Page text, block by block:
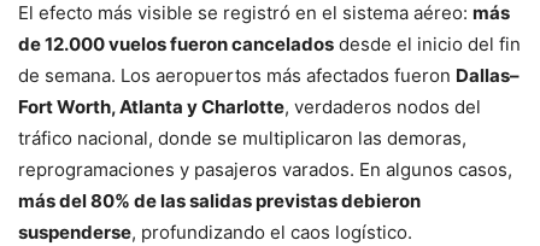
El efecto más visible se registró en el sistema aéreo: más
de 12.000 vuelos fueron cancelados desde el inicio del fin
de semana. Los aeropuertos más afectados fueron Dallas–
Fort Worth, Atlanta y Charlotte, verdaderos nodos del
tráfico nacional, donde se multiplicaron las demoras,
reprogramaciones y pasajeros varados. En algunos casos,
más del 80% de las salidas previstas debieron
suspenderse, profundizando el caos logístico.